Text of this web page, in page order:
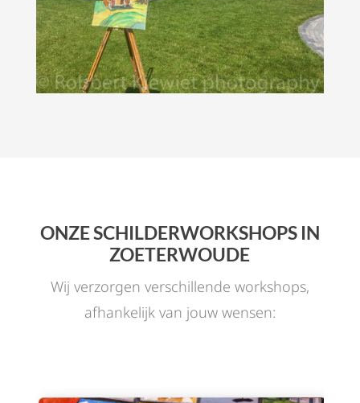
ONZE SCHILDERWORKSHOPS IN
ZOETERWOUDE
Wij verzorgen verschillende workshops,
afhankelijk van jouw wensen: